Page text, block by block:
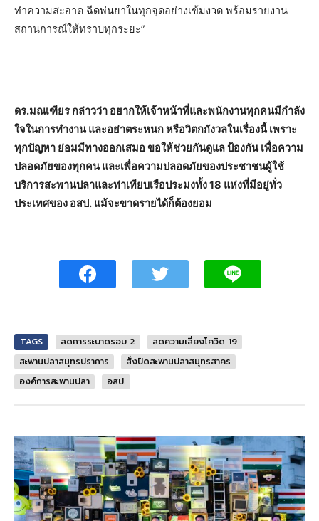
ทำความสะอาด ฉีดพ่นยาในทุกจุดอย่างเข้มงวด พร้อมรายงาน
สถานการณ์ให้ทราบทุกระยะ”
ดร.มณเฑียร กล่าวว่า อยากให้เจ้าหน้าที่และพนักงานทุกคนมีกำลัง
ใจในการทำงาน และอย่าตระหนก หรือวิตกกังวลในเรื่องนี้ เพราะ
ทุกปัญหา ย่อมมีทางออกเสมอ ขอให้ช่วยกันดูแล ป้องกัน เพื่อความ
ปลอดภัยของทุกคน และเพื่อความปลอดภัยของประชาชนผู้ใช้
บริการสะพานปลาและท่าเทียบเรือประมงทั้ง 18 แห่งที่มีอยู่ทั่ว
ประเทศของ อสป. แม้จะขาดรายได้ก็ต้องยอม
TAGS ลดการระบาดรอบ 2
ลดความเสี่ยงโควิด 19
สะพานปลาสมุทรปราการ
สั่งปิดสะพานปลาสมุทรสาคร
องค์การสะพานปลา
อสป.